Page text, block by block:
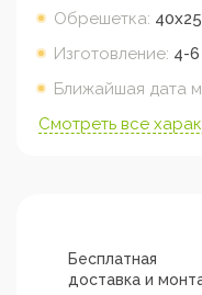
Обрешетка:
Изготовление: 4-
Ближайшая дата
Смотреть все
Бесплатная
доставка и